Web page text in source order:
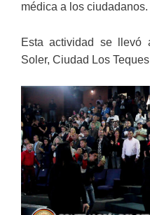
médica a los ciudadanos.
Esta actividad se llevó
Soler, Ciudad Los